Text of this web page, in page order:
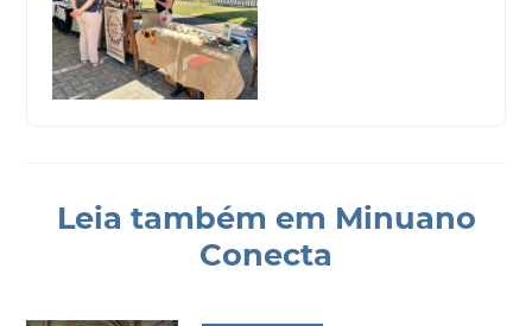
Leia também em Minuano
Conecta